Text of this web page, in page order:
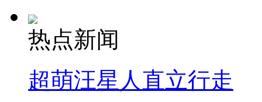
热点新闻
超萌汪星人直立行走